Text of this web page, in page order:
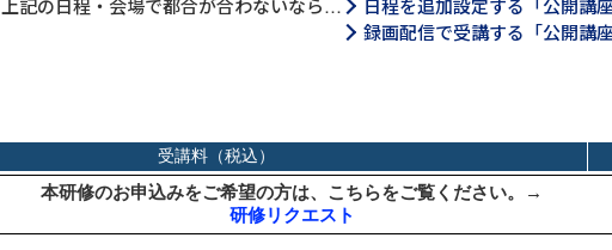
上記の日程・会場で都合が合わないなら…
日程を追加設定する「公開講
録画配信で受講する「公開講